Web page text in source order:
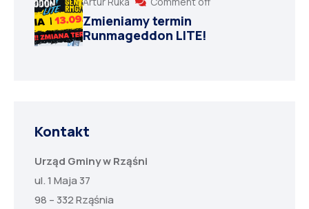
Zmieniamy termin
Runmageddon LITE!
Kontakt
Urząd Gminy w Rząśni
ul. 1 Maja 37
98 – 332 Rząśnia